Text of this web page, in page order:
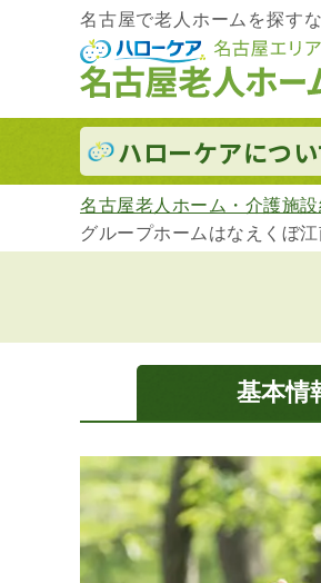
名古屋で老人ホームを探す
ハローケアにつ
名古屋老人ホーム・介護施
グループホームはなえくぼ
基本情